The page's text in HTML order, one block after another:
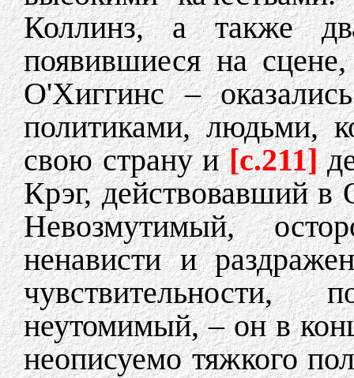
Коллинз, а также
появившиеся на
О'Хиггинс –
политиками, людьми,
свою страну и[c.211]
Крэг, действовавший в
Невозмутимый,
ненависти и
неутомимый, – он в
неописуемо тяжкого